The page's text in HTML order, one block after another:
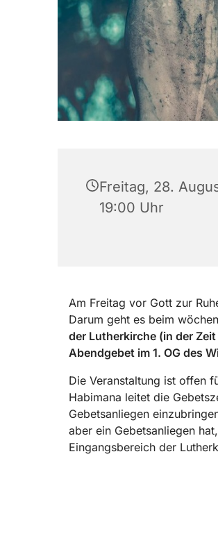
Freitag, 28.
19:00 Uhr
Am Freitag vor Gott zur
Darum geht es beim
der Lutherkirche (in der
Abendgebet im 1. OG des
Die Veranstaltung ist offen
Habimana leitet die
Gebetsanliegen
aber ein Gebetsanliegen
Eingangsbereich der